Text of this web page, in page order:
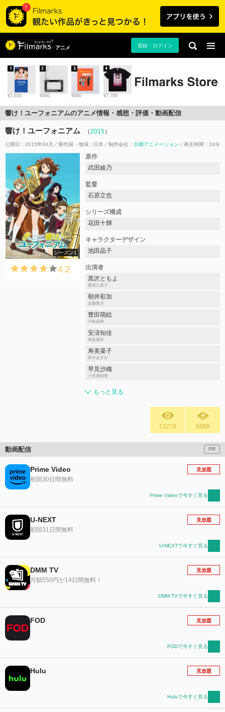
アニメ 登録・ログイン
¥1,650
1
¥990
2
¥990
3
¥7,700
4
響け！ユーフォニアムのアニメ情報・感想・評価・動画配信
響け！ユーフォニアム （2015）
公開日：2015年04月 製作国・地域： 日本 制作会社： 京都アニメーション 再生時間：24分
シーズン1
4.2
原作
武田綾乃
監督
石原立也
シリーズ構成
花田十輝
キャラクターデザイン
池田晶子
出演者
黒沢ともよ
黄前久美子
朝井彩加
加藤葉月
豊田萌絵
川島緑輝
安済知佳
高坂麗奈
寿美菜子
田中あすか
早見沙織
小笠原晴香
もっと見る
13278 5688
動画配信 PR
Prime Video
初回30日間無料
見放題
Prime Videoで今すぐ見る
U-NEXT
初回31日間無料
見放題
U-NEXTで今すぐ見る
DMM TV
月額550円が14日間無料！
見放題
DMM TVで今すぐ見る
FOD 見放題
FODで今すぐ見る
Hulu 見放題
Huluで今すぐ見る